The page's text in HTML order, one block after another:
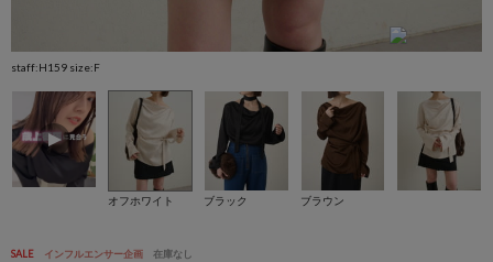
staff:H159 size:F
オフホワイト ブラック ブラウン
SALE インフルエンサー企画 在庫なし